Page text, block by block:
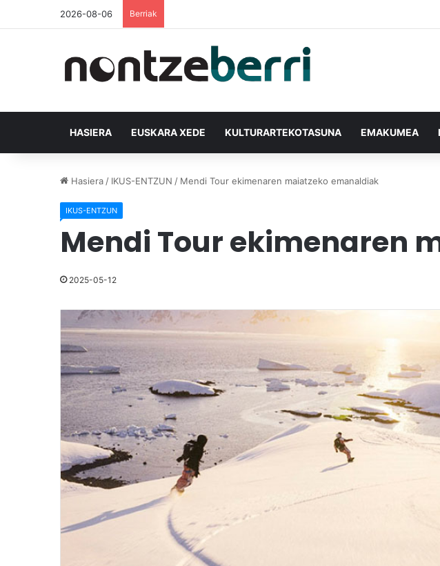
2026-08-06 Berriak
HASIERA EUSKARA XEDE KULTURARTEKOTASUNA EMAKUMEA
Hasiera / IKUS-ENTZUN / Mendi Tour ekimenaren maiatzeko emanaldiak
IKUS-ENTZUN
Mendi Tour ekimenaren
2025-05-12